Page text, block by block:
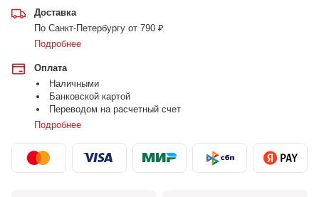
Доставка
По Санкт-Петербургу от 790 ₽
Подробнее
Оплата
Наличными
Банковской картой
Переводом на расчетный счет
Подробнее